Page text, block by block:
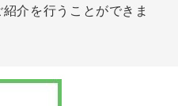
介を行うことができま